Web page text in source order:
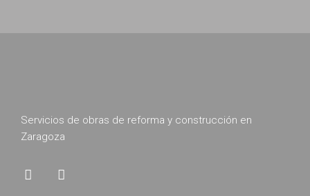
Servicios de obras de reforma y construcción en
Zaragoza